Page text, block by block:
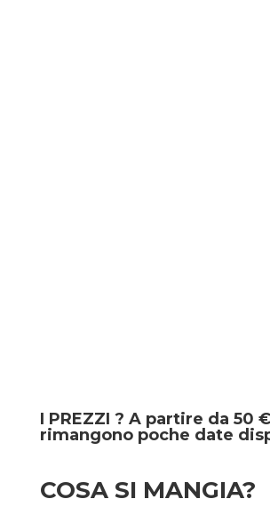
I PREZZI ? A partire da 50
rimangono poche date
COSA SI MANGIA?